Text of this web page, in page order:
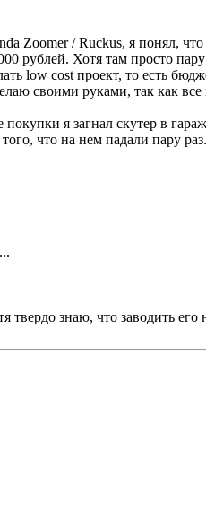
Zoomer / Ruckus, я понял,
рублей. Хотя там просто
low cost проект, то есть
своими руками, так как
я загнал скутер в гараж
что на нем падали пару
знаю, что заводить его